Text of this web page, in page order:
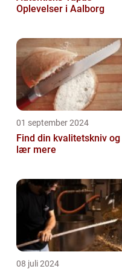
Oplevelser i Aalborg
01 september 2024
Find din kvalitetskniv og
lær mere
08 juli 2024